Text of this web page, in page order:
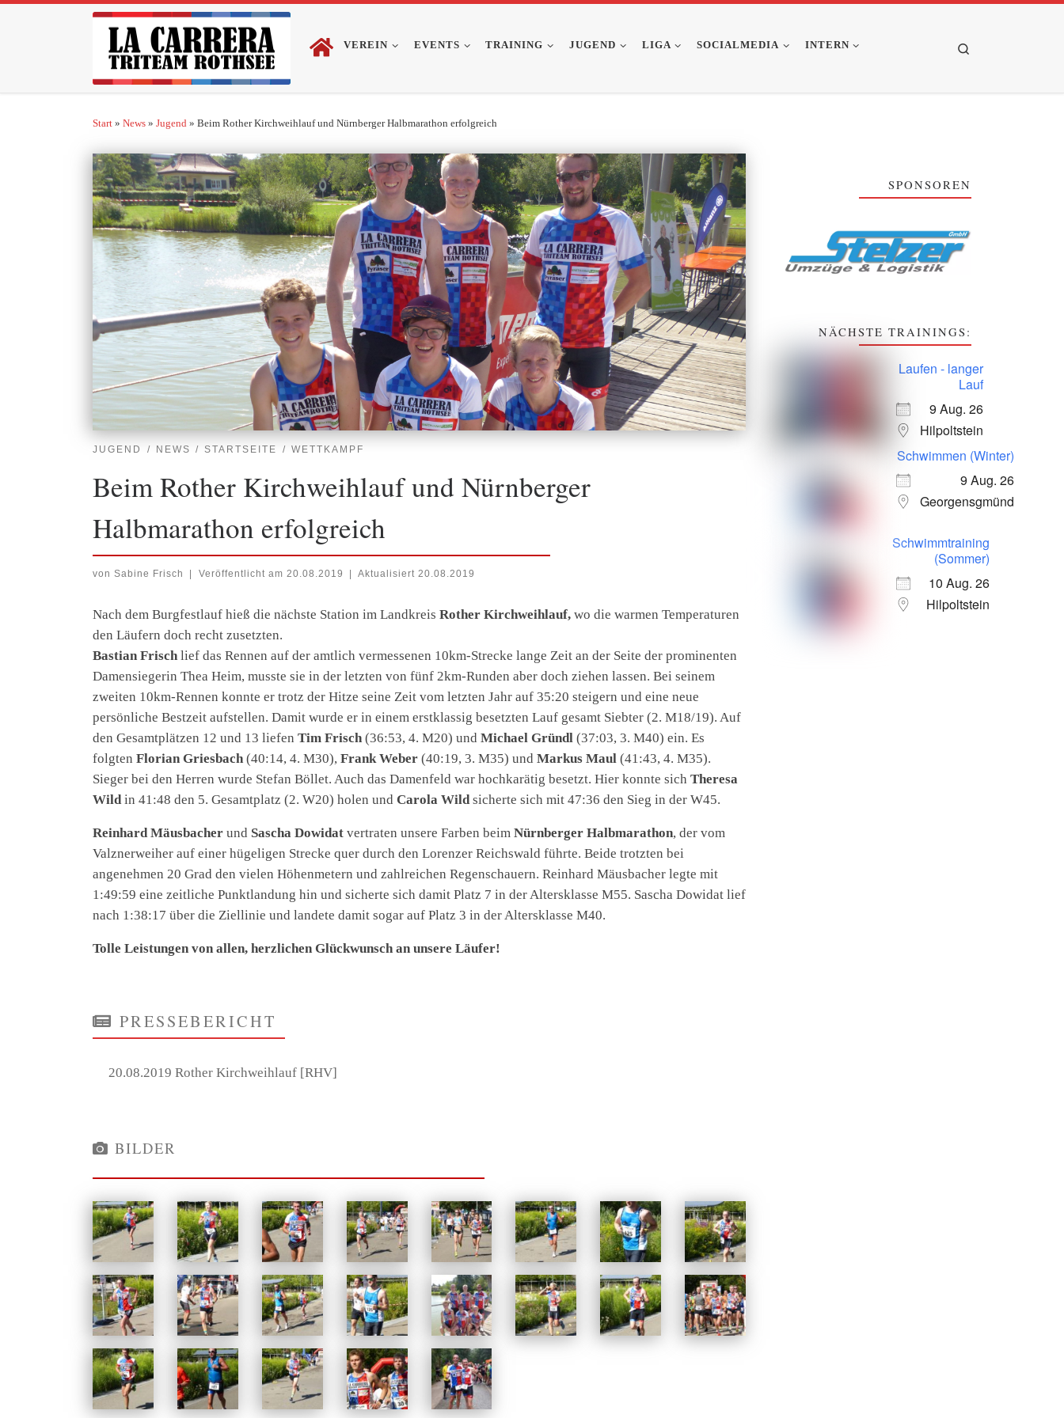
Zum Inhalt springen
VEREIN EVENTS TRAINING JUGEND LIGA SOCIALMEDIA INTERN
Start » News » Jugend » Beim Rother Kirchweihlauf und Nürnberger Halbmarathon erfolgreich
JUGEND NEWS STARTSEITE WETTKAMPF
Beim Rother Kirchweihlauf und Nürnberger
Halbmarathon erfolgreich
von Sabine Frisch Veröffentlicht am 20.08.2019 Aktualisiert 20.08.2019
Nach dem Burgfestlauf hieß die nächste Station im Landkreis Rother Kirchweihlauf, wo die warmen Temperaturen
den Läufern doch recht zusetzten.
Bastian Frisch lief das Rennen auf der amtlich vermessenen 10km-Strecke lange Zeit an der Seite der prominenten
Damensiegerin Thea Heim, musste sie in der letzten von fünf 2km-Runden aber doch ziehen lassen. Bei seinem
zweiten 10km-Rennen konnte er trotz der Hitze seine Zeit vom letzten Jahr auf 35:20 steigern und eine neue
persönliche Bestzeit aufstellen. Damit wurde er in einem erstklassig besetzten Lauf gesamt Siebter (2. M18/19). Auf
den Gesamtplätzen 12 und 13 liefen Tim Frisch (36:53, 4. M20) und Michael Gründl (37:03, 3. M40) ein. Es
folgten Florian Griesbach (40:14, 4. M30), Frank Weber (40:19, 3. M35) und Markus Maul (41:43, 4. M35).
Sieger bei den Herren wurde Stefan Böllet. Auch das Damenfeld war hochkarätig besetzt. Hier konnte sich Theresa
Wild in 41:48 den 5. Gesamtplatz (2. W20) holen und Carola Wild sicherte sich mit 47:36 den Sieg in der W45.
Reinhard Mäusbacher und Sascha Dowidat vertraten unsere Farben beim Nürnberger Halbmarathon, der vom
Valznerweiher auf einer hügeligen Strecke quer durch den Lorenzer Reichswald führte. Beide trotzten bei
angenehmen 20 Grad den vielen Höhenmetern und zahlreichen Regenschauern. Reinhard Mäusbacher legte mit
1:49:59 eine zeitliche Punktlandung hin und sicherte sich damit Platz 7 in der Altersklasse M55. Sascha Dowidat lief
nach 1:38:17 über die Ziellinie und landete damit sogar auf Platz 3 in der Altersklasse M40.
Tolle Leistungen von allen, herzlichen Glückwunsch an unsere Läufer!
PRESSEBERICHT
20.08.2019 Rother Kirchweihlauf [RHV]
BILDER
SPONSOREN
NÄCHSTE TRAININGS:
Laufen - langer
Lauf
9 Aug. 26
Hilpoltstein
Schwimmen (Winter)
9 Aug. 26
Georgensgmünd
Schwimmtraining
(Sommer)
10 Aug. 26
Hilpoltstein